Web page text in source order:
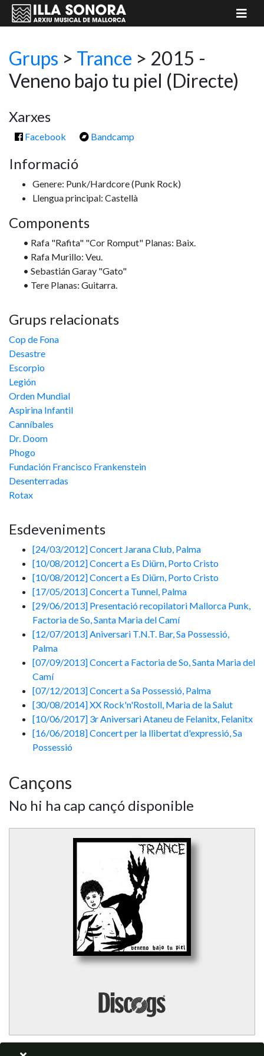
Grups > Trance > 2015 -
Veneno bajo tu piel (Directe)
Xarxes
Facebook Bandcamp
Informació
Genere: Punk/Hardcore(Punk Rock)
Llengua principal: Castellà
Components
• Rafa "Rafita" "Cor Romput" Planas: Baix.
• Rafa Murillo: Veu.
• Sebastián Garay "Gato"
• Tere Planas: Guitarra.
Grups relacionats
Cop de Fona
Desastre
Escorpio
Legión
Orden Mundial
Aspirina Infantil
Canníbales
Dr. Doom
Phogo
Fundación Francisco Frankenstein
Desenterradas
Rotax
Esdeveniments
[24/03/2012] Concert Jarana Club, Palma
[10/08/2012] Concert a Es Diürn, Porto Cristo
[10/08/2012] Concert a Es Diürn, Porto Cristo
[17/05/2013] Concert a Tunnel, Palma
[29/06/2013] Presentació recopilatori Mallorca Punk,
Factoria de So, Santa Maria del Camí
[12/07/2013] Aniversari T.N.T. Bar, Sa Possessió,
Palma
[07/09/2013] Concert a Factoria de So, Santa Maria del
Camí
[07/12/2013] Concert a Sa Possessió, Palma
[30/08/2014] XX Rock'n'Rostoll, Maria de la Salut
[10/06/2017] 3r Aniversari Ataneu de Felanitx, Felanitx
[16/06/2018] Concert per la llibertat d'expressió, Sa
Possessió
Cançons
No hi ha cap cançó disponible